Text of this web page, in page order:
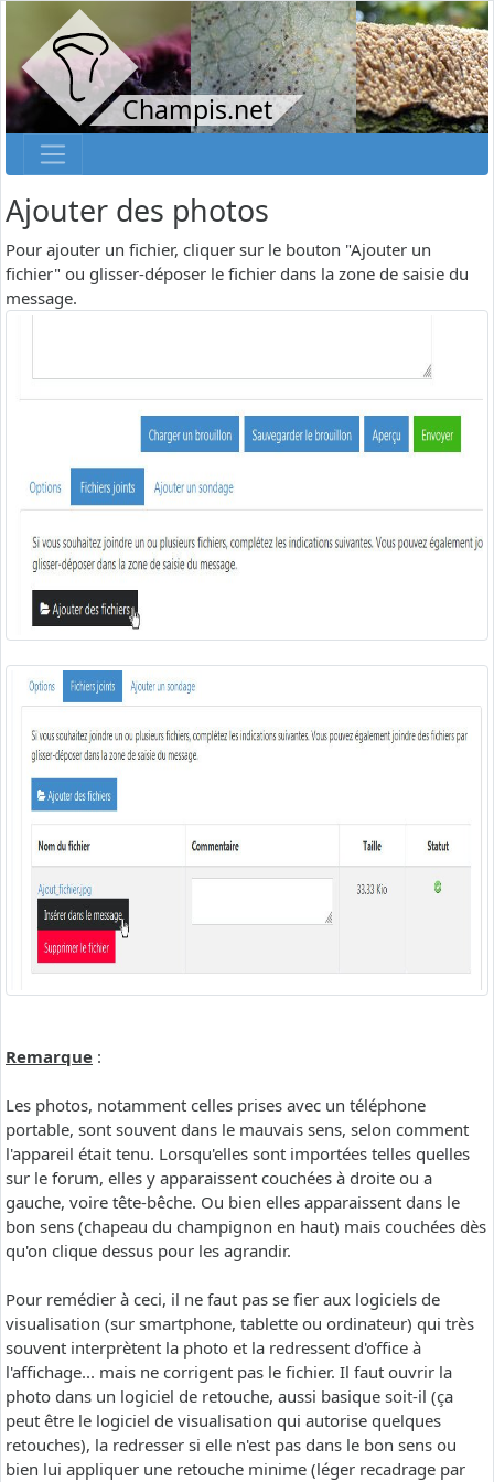
Champis.net
Ajouter des photos
Pour ajouter un fichier, cliquer sur le bouton "Ajouter un
fichier" ou glisser-déposer le fichier dans la zone de saisie du
message.
Remarque :
Les photos, notamment celles prises avec un téléphone
portable, sont souvent dans le mauvais sens, selon comment
l'appareil était tenu. Lorsqu'elles sont importées telles quelles
sur le forum, elles y apparaissent couchées à droite ou a
gauche, voire tête-bêche. Ou bien elles apparaissent dans le
bon sens (chapeau du champignon en haut) mais couchées dès
qu'on clique dessus pour les agrandir.
Pour remédier à ceci, il ne faut pas se fier aux logiciels de
visualisation (sur smartphone, tablette ou ordinateur) qui très
souvent interprètent la photo et la redressent d'office à
l'affichage... mais ne corrigent pas le fichier. Il faut ouvrir la
photo dans un logiciel de retouche, aussi basique soit-il (ça
peut être le logiciel de visualisation qui autorise quelques
retouches), la redresser si elle n'est pas dans le bon sens ou
bien lui appliquer une retouche minime (léger recadrage par